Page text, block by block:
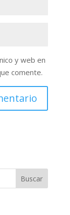
y web en
comente.
Buscar